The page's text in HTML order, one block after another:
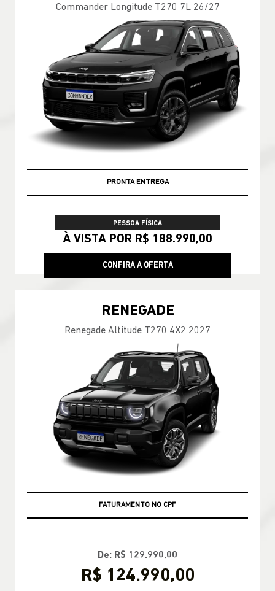
Commander Longitude T270 7L 26/27
PRONTA ENTREGA
PESSOA FÍSICA
À VISTA POR R$ 188.990,00
CONFIRA A OFERTA
RENEGADE
Renegade Altitude T270 4X2 2027
FATURAMENTO NO CPF
De: R$ 129.990,00
R$ 124.990,00